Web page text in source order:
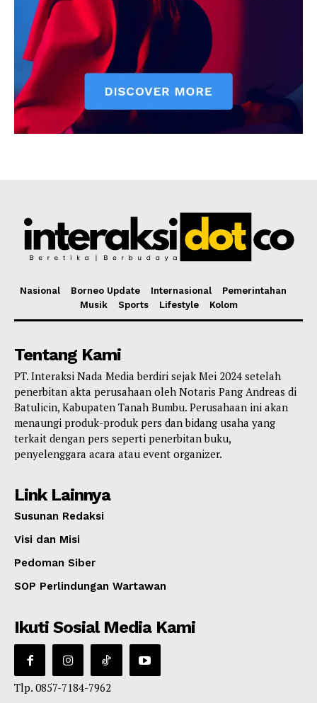
Nasional Borneo Update Internasional
Pemerintahan
Musik
Sports Lifestyle Kolom
Tentang Kami
PT. Interaksi Nada Media berdiri sejak Mei 2024 setelah
penerbitan akta perusahaan oleh Notaris Pang Andreas di
Batulicin, Kabupaten Tanah Bumbu. Perusahaan ini akan
menaungi produk-produk pers dan bidang usaha yang
terkait dengan pers seperti penerbitan buku,
penyelenggara acara atau event organizer.
Link Lainnya
Susunan Redaksi
Visi dan Misi
Pedoman Siber
SOP Perlindungan Wartawan
Ikuti Sosial Media Kami
Tlp. 0857-7184-7962